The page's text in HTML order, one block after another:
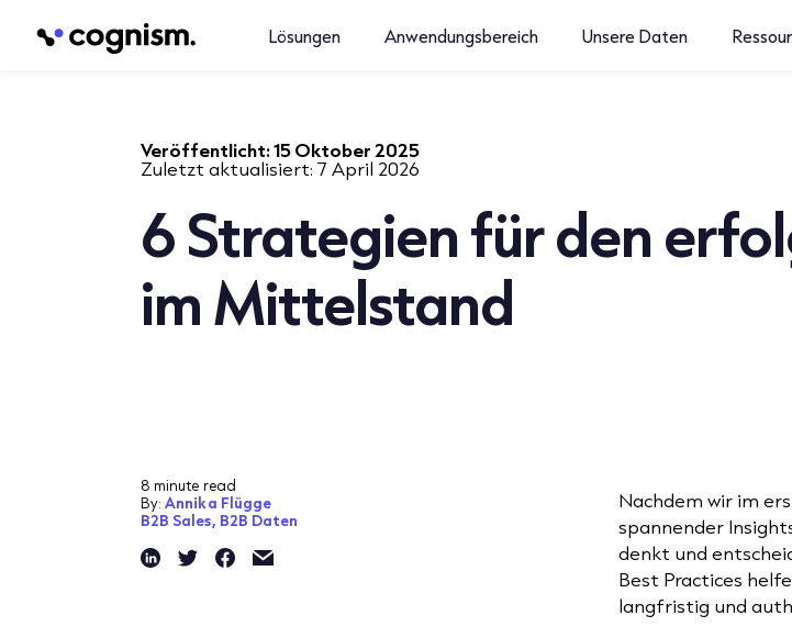
Lösungen Anwendungsbereich Unsere Daten
Veröffentlicht:15 Oktober 2025
Zuletzt aktualisiert: 7 April 2026
6 Strategien für den
im Mittelstand
8 minute read
By:Annika Flügge
B2B Sales, B2B Daten
Nachdem wir im
spannender
denkt und
Best Practices
langfristig und